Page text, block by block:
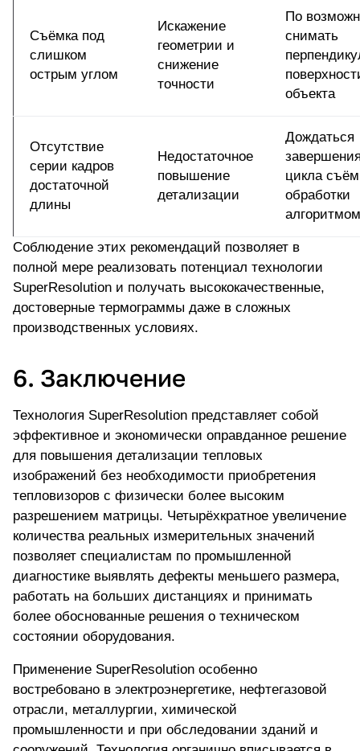
Съёмка под
слишком
острым углом
Искажение
геометрии и
снижение
точности
По
снимать
объекта
Отсутствие
серии кадров
достаточной
длины
Недостаточное
повышение
детализации
Дождаться
цикла
обработки
алгоритмом
Соблюдение этих рекомендаций позволяет в
полной мере реализовать потенциал технологии
SuperResolution и получать высококачественные,
достоверные термограммы даже в сложных
производственных условиях.
6. Заключение
Технология SuperResolution представляет собой
эффективное и экономически оправданное решение
для повышения детализации тепловых
изображений без необходимости приобретения
тепловизоров с физически более высоким
разрешением матрицы. Четырёхкратное увеличение
количества реальных измерительных значений
позволяет специалистам по промышленной
диагностике выявлять дефекты меньшего размера,
работать на больших дистанциях и принимать
более обоснованные решения о техническом
состоянии оборудования.
Применение SuperResolution особенно
востребовано в электроэнергетике, нефтегазовой
отрасли, металлургии, химической
промышленности и при обследовании зданий и